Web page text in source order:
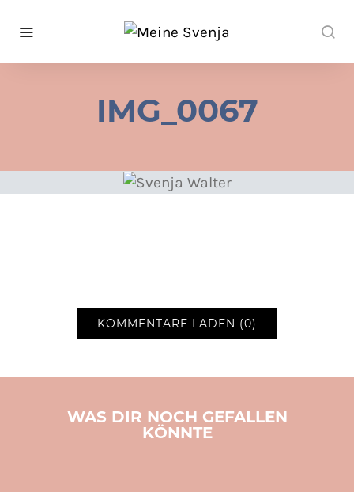
IMG_0067
KOMMENTARE LADEN (0)
WAS DIR NOCH GEFALLEN
KÖNNTE